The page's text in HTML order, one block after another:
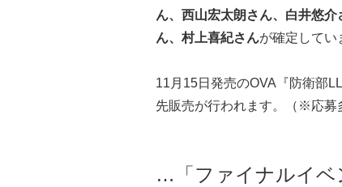
ん、西山宏太朗さん、白井悠
ん、村上喜紀さんが確定してい
11月15日発売のOVA『防衛部
先販売が行われます。（※応募
…「ファイナルイベ